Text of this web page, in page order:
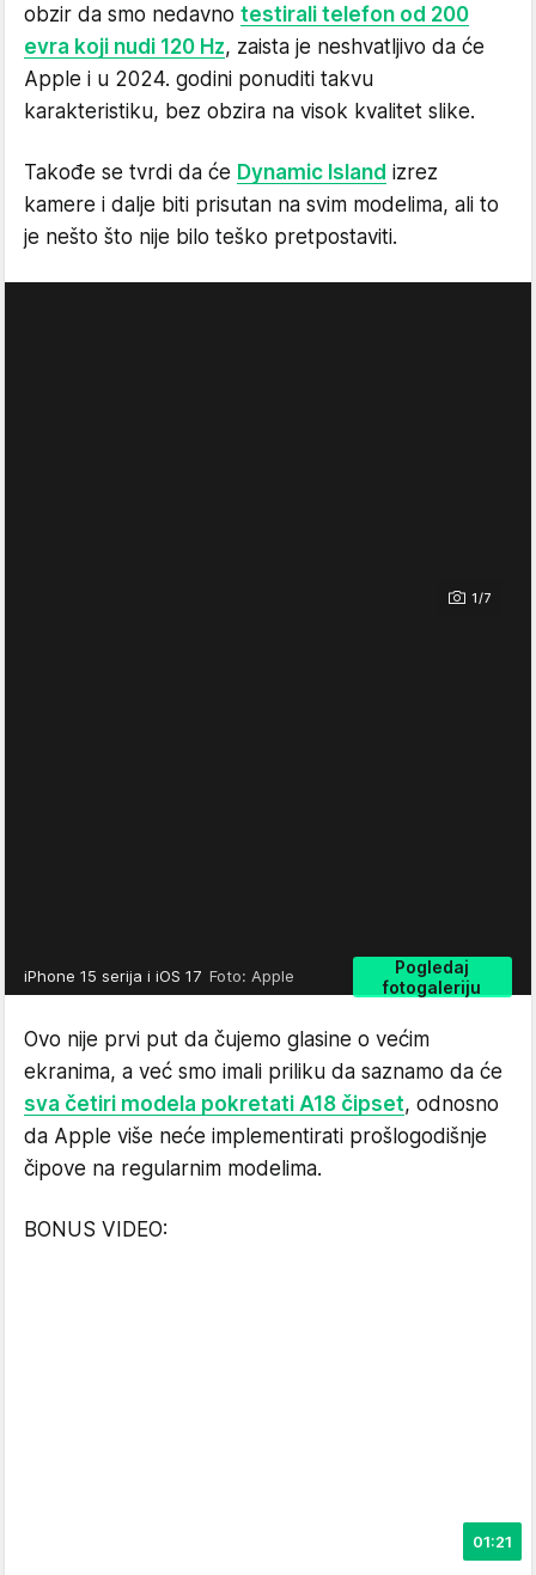
obzir da smo nedavno testirali telefon od 200
evra koji nudi 120 Hz, zaista je neshvatljivo da će
Apple i u 2024. godini ponuditi takvu
karakteristiku, bez obzira na visok kvalitet slike.
Takođe se tvrdi da će Dynamic Island izrez
kamere i dalje biti prisutan na svim modelima, ali to
je nešto što nije bilo teško pretpostaviti.
1/7
Pogledaj
fotogaleriju
iPhone 15 serija i iOS 17 Foto: Apple
Ovo nije prvi put da čujemo glasine o većim
ekranima, a već smo imali priliku da saznamo da će
sva četiri modela pokretati A18 čipset, odnosno
da Apple više neće implementirati prošlogodišnje
čipove na regularnim modelima.
BONUS VIDEO:
01:21